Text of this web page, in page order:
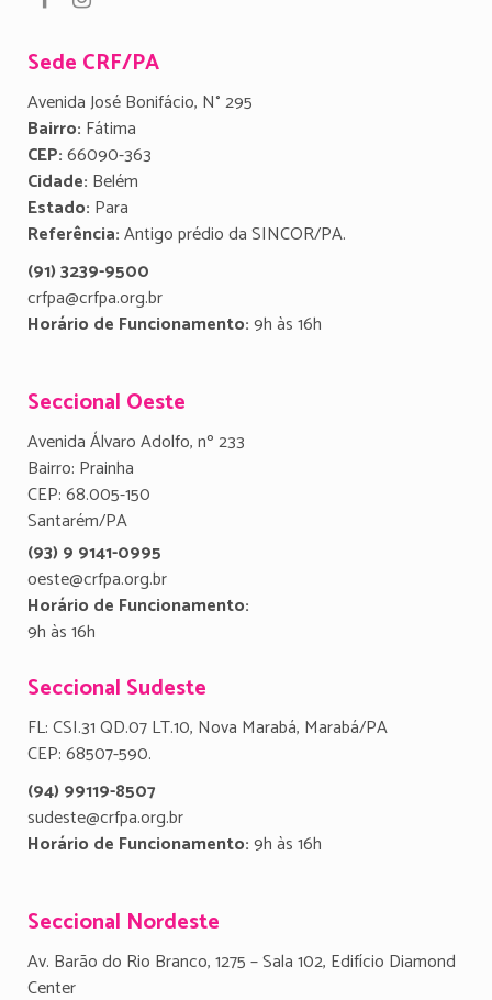
Sede CRF/PA
Avenida José Bonifácio, N° 295
Bairro: Fátima
CEP:66090-363
Cidade: Belém
Estado: Para
Referência:Antigo prédio da SINCOR/PA.
(91) 3239-9500
crfpa@crfpa.org.br
Horário de Funcionamento:9h às 16h
Seccional Oeste
Avenida Álvaro Adolfo, nº 233
Bairro: Prainha
CEP: 68.005-150
Santarém/PA
(93) 9 9141-0995
oeste@crfpa.org.br
Horário de Funcionamento:
9h às 16h
Seccional Sudeste
FL: CSI.31 QD.07 LT.10, Nova Marabá, Marabá/PA
CEP: 68507-590.
(94) 99119-8507
sudeste@crfpa.org.br
Horário de Funcionamento:9h às 16h
Seccional Nordeste
Av. Barão do Rio Branco, 1275 – Sala 102, Edifício Diamond
Center